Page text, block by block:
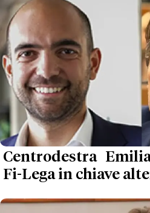
Centrodestra
Fi-Lega in chiave